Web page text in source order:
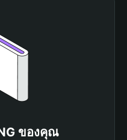
ของคุณ